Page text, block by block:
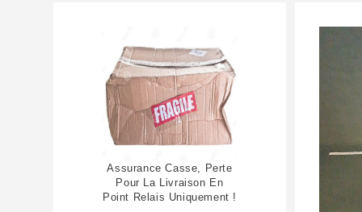
Assurance Casse, Perte
Pour La Livraison En
Point Relais Uniquement !